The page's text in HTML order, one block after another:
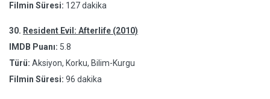
Filmin Süresi: 127 dakika
30. Resident Evil: Afterlife (2010)
IMDB Puanı: 5.8
Türü: Aksiyon, Korku, Bilim-Kurgu
Filmin Süresi: 96 dakika